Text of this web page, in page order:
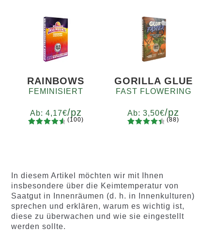
von 5,
basierend
auf
Kundenb
ewertung
basierend
auf
Kundenb
ewertung
RAINBOWS
FEMINISIERT
Ab: 4,17€/pz
auf
Kundenb
ewertung
en
(100)
GORILLA GLUE
FAST FLOWERING
Ab:3,50€/pz
d auf
Kundenb
ewertung
en
(88)
In diesem Artikel möchten wir mit Ihnen
insbesondere über die Keimtemperatur von
Saatgut in Innenräumen (d. h. in Innenkulturen)
sprechen und erklären, warum es wichtig ist,
diese zu überwachen und wie sie eingestellt
werden sollte.